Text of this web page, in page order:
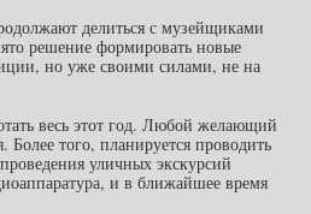
делиться с музейщиками
решение формировать новые
но уже своими силами, не на
весь этот год. Любой желающий
Более того, планируется проводить
уличных экскурсий
и в ближайшее время